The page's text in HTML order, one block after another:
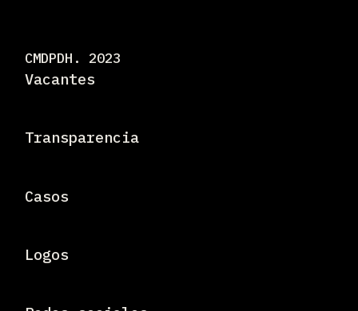
CMDPDH. 2023
Vacantes
Transparencia
Casos
Logos